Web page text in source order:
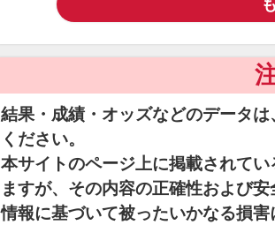
結果・成績・オッズなどのデータ
ください。
本サイトのページ上に掲載されて
ますが、その内容の正確性および
情報に基づいて被ったいかなる損